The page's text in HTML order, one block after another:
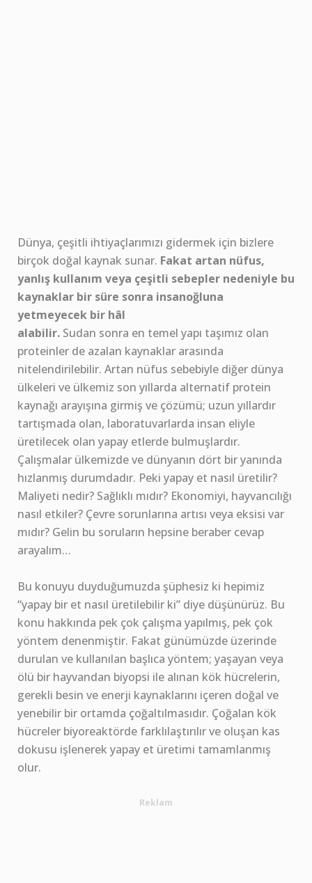
Dünya, çeşitli ihtiyaçlarımızı gidermek için bizlere
birçok doğal kaynak sunar. Fakat artan nüfus,
yanlış kullanım veya çeşitli sebepler nedeniyle bu
kaynaklar bir süre sonra insanoğluna
yetmeyecek bir hâl
alabilir.Sudan sonra en temel yapı taşımız olan
proteinler de azalan kaynaklar arasında
nitelendirilebilir. Artan nüfus sebebiyle diğer dünya
ülkeleri ve ülkemiz son yıllarda alternatif protein
kaynağı arayışına girmiş ve çözümü; uzun yıllardır
tartışmada olan, laboratuvarlarda insan eliyle
üretilecek olan yapay etlerde bulmuşlardır.
Çalışmalar ülkemizde ve dünyanın dört bir yanında
hızlanmış durumdadır. Peki yapay et nasıl üretilir?
Maliyeti nedir? Sağlıklı mıdır? Ekonomiyi, hayvancılığı
nasıl etkiler? Çevre sorunlarına artısı veya eksisi var
mıdır? Gelin bu soruların hepsine beraber cevap
arayalım…
Bu konuyu duyduğumuzda şüphesiz ki hepimiz
“yapay bir et nasıl üretilebilir ki” diye düşünürüz. Bu
konu hakkında pek çok çalışma yapılmış, pek çok
yöntem denenmiştir. Fakat günümüzde üzerinde
durulan ve kullanılan başlıca yöntem; yaşayan veya
ölü bir hayvandan biyopsi ile alınan kök hücrelerin,
gerekli besin ve enerji kaynaklarını içeren doğal ve
yenebilir bir ortamda çoğaltılmasıdır. Çoğalan kök
hücreler biyoreaktörde farklılaştırılır ve oluşan kas
dokusu işlenerek yapay et üretimi tamamlanmış
olur.
Reklam